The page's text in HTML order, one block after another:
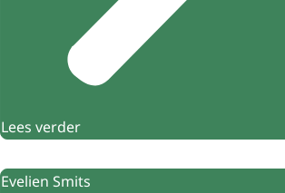
Lees verder
Evelien Smits